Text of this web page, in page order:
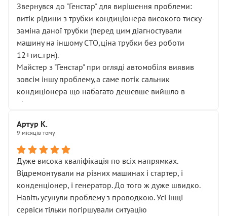
Звернувся до "Генстар" для вирішення проблеми:
витік рідини з трубки кондиціонера високого тиску-
заміна даної трубки (перед цим діагностували
машину на іншому СТО,ціна трубки без роботи
12+тис.грн).
Майстер з "Генстар" при огляді автомобіля виявив
зовсім іншу проблему,а саме потік сальник
кондиціонера що набагато дешевше вийшло в
підсумку.
Артур К.
9 місяців тому
Дуже висока кваліфікація по всіх напрямках.
Відремонтували на різних машинах і стартер, і
конденціонер, і генератор. До того ж дуже швидко.
Навіть усунули проблему з проводкою. Усі інщі
сервіси тільки погіршували ситуацію